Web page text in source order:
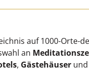
auf 1000-Orte-
an
, Gästehäuser und